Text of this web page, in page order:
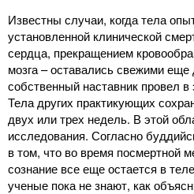
Известны случаи, когда тела
установленной клинической
сердца, прекращением
мозга – оставались свежими
собственный наставник провел
Тела других практикующих
двух или трех недель. В этой
исследования. Согласно
в том, что во время посмертной
сознание все еще остается в
ученые пока не знают, как